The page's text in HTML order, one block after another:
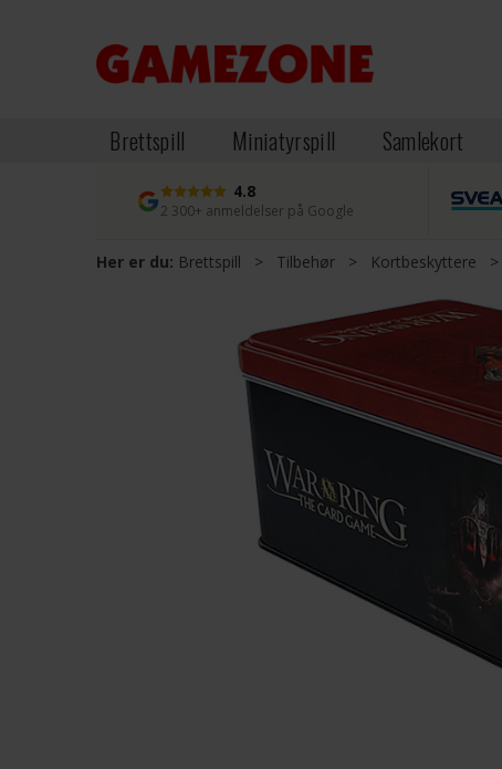
Brettspill Miniatyrspill Samlekort
4.8
2 300+ anmeldelser på Google
Her er du: Brettspill > Tilbehør > Kortbeskyttere >